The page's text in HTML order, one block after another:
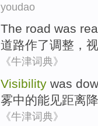
youdao
The road was
道路作了调整，
《牛津词典》
Visibility was
雾中的能见距离降
《牛津词典》